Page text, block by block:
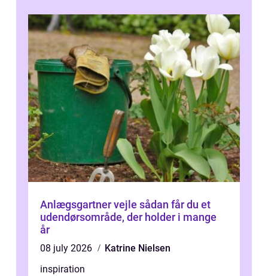
Anlægsgartner vejle sådan får du et
udendørsområde, der holder i mange
år
08 july 2026
Katrine Nielsen
inspiration